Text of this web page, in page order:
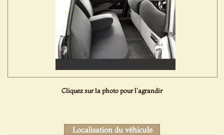
Cliquez sur la photo pour l'agrandir
Localisation du véhicule